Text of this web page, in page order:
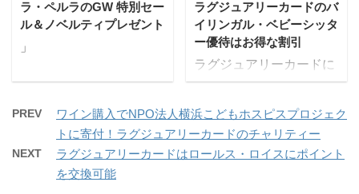
中の優待はスマホアプリ
（iPhone・Android） ...
があります。利用にあた
っては、ラグジュアリー
カード ...
まで無料です。 所蔵作品
展 所蔵作品展の優待特典
は、あらゆるラグジュア
ックカード、ゴールドカ
ードの全会員が使えま
す。 所蔵作品展は定期的
に作品の入れ替えを行っ
換、ビジネスチャンスの
創出などを目的としてい
ます。 LC Circle の特徴
会員限定：年会費
リーカード会員のみが入
会可能 多様な交流：趣
味・ビジネス・投資な
ラ・ペルラのGW 特別セー
ル＆ノベルティプレゼント
」
ラグジュアリーカードのバ
イリンガル・ベビーシッタ
ー優待はお得な割引
ラグジュアリーカードに
は、バイリンガル・ベビ
ンダー」の優待特典があ
ります。 対象カードはあ
らゆるラグジュアリーカ
PREV
ワイン購入でNPO法人横浜こどもホスピスプロジェク
トに寄付！ラグジュアリーカードのチャリティー
NEXT
ラグジュアリーカードはロールス・ロイスにポイント
を交換可能